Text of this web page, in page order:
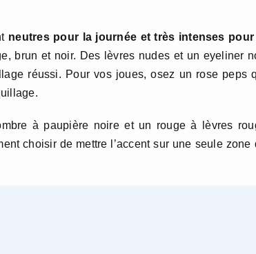
neutres pour la journée et très intenses pour
brun et noir. Des lèvres nudes et un eyeliner
réussi. Pour vos joues, osez un rose peps
à paupière noire et un rouge à lèvres
choisir de mettre l’accent sur une seule zone